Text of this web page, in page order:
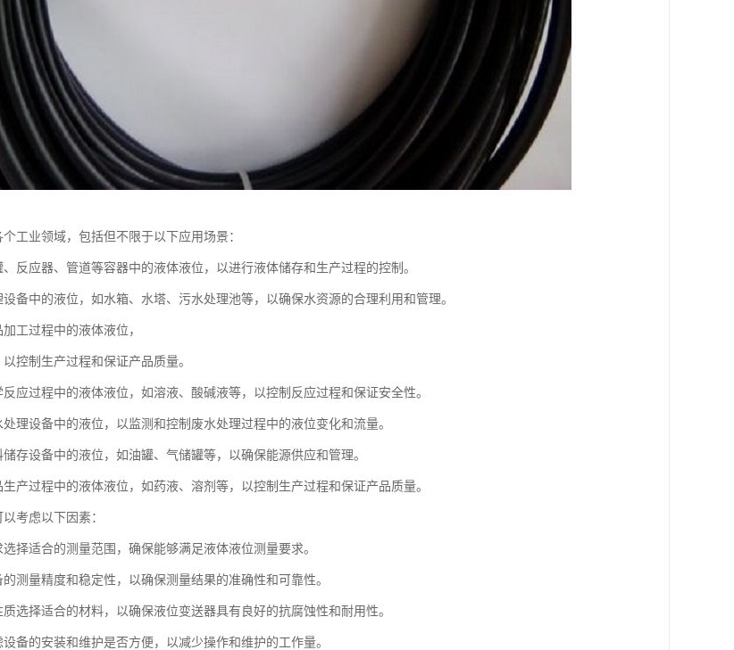
工业领域，包括但不限于以下应用场景：
反应器、管道等容器中的液体液位，以进行液体储存和生产过程的控制。
备中的液位，如水箱、水塔、污水处理池等，以确保水资源的合理利用和管理。
工过程中的液体液位，
控制生产过程和保证产品质量。
应过程中的液体液位，如溶液、酸碱液等，以控制反应过程和保证安全性。
理设备中的液位，以监测和控制废水处理过程中的液位变化和流量。
存设备中的液位，如油罐、气储罐等，以确保能源供应和管理。
产过程中的液体液位，如药液、溶剂等，以控制生产过程和保证产品质量。
考虑以下因素：
择适合的测量范围，确保能够满足液体液位测量要求。
测量精度和稳定性，以确保测量结果的准确性和可靠性。
选择适合的材料，以确保液位变送器具有良好的抗腐蚀性和耐用性。
备的安装和维护是否方便，以减少操作和维护的工作量。